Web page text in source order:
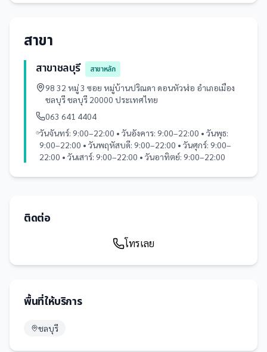
สาขา
สาขาชลบุรี
สาขาหลัก
98 32 หมู่ 3 ซอย หมู่บ้านปริณดา ดอนหัวฬ่อ อำเภอเมือง
ชลบุรี ชลบุรี 20000 ประเทศไทย
063 641 4404
วันจันทร์: 9:00–22:00 • วันอังคาร: 9:00–22:00 • วันพุธ:
9:00–22:00 • วันพฤหัสบดี: 9:00–22:00 • วันศุกร์: 9:00–
22:00 • วันเสาร์: 9:00–22:00 • วันอาทิตย์: 9:00–22:00
ติดต่อ
โทรเลย
พื้นที่ให้บริการ
ชลบุรี